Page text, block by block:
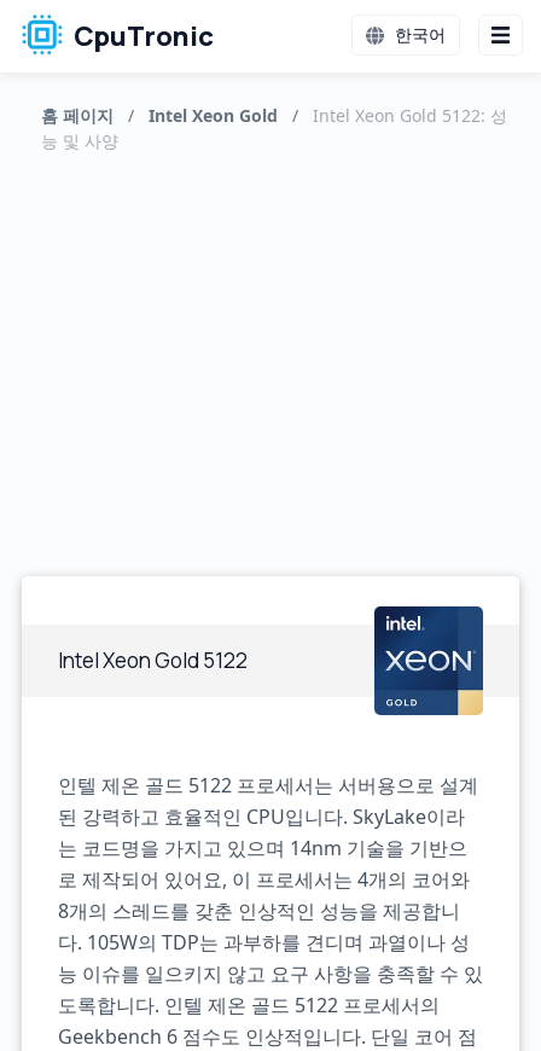
CpuTronic 한국어
홈 페이지 / Intel Xeon Gold /
Intel Xeon Gold 5122: 성
능 및 사양
Intel Xeon Gold 5122
인텔 제온 골드 5122 프로세서는 서버용으로 설계
된 강력하고 효율적인 CPU입니다. SkyLake이라
는 코드명을 가지고 있으며 14nm 기술을 기반으
로 제작되어 있어요, 이 프로세서는 4개의 코어와
8개의 스레드를 갖춘 인상적인 성능을 제공합니
다. 105W의 TDP는 과부하를 견디며 과열이나 성
능 이슈를 일으키지 않고 요구 사항을 충족할 수 있
도록합니다. 인텔 제온 골드 5122 프로세서의
Geekbench 6 점수도 인상적입니다. 단일 코어 점